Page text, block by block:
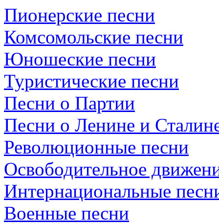
Пионерские песни
Комсомольские песни
Юношеские песни
Туристические песни
Песни о Партии
Песни о Ленине и
Революционные песни
Освободительное
Интернациональные
Военные песни